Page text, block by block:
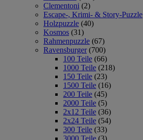
Clementoni (2)
Escape-, Krimi- & Story-Puzzle
Holzpuzzle (40)
Kosmos (31)
Rahmenpuzzle (67)
Ravensburger (700)
100 Teile (66)
1000 Teile (218)
150 Teile (23)
1500 Teile (16)
200 Teile (45)
2000 Teile (5)
2x12 Teile (36)
2x24 Teile (54)
300 Teile (33)
3000 Teile (3)